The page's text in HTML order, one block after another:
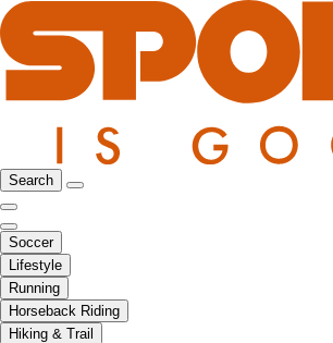
Search
Soccer
Lifestyle
Running
Horseback Riding
Hiking & Trail